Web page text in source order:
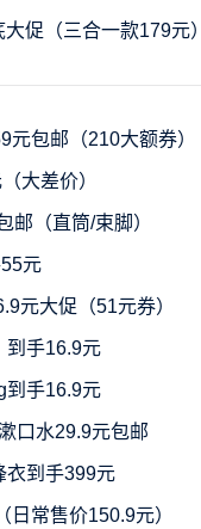
促（三合一款179元）
包邮（210大额券）
大差价）
邮（直筒/束脚）
元
元大促（51元券）
到手16.9元
到手16.9元
口水29.9元包邮
衣到手399元
常售价150.9元）